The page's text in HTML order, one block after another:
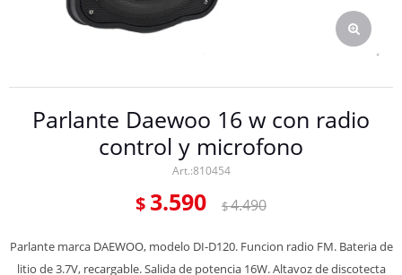
Parlante Daewoo 16 w con radio
control y microfono
810454
$ 3.590 $4.490
Parlante marca DAEWOO, modelo DI-D120. Funcion radio FM. Bateria de
litio de 3.7V, recargable. Salida de potencia 16W. Altavoz de discotecta